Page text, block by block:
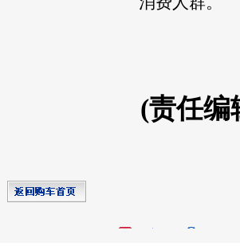
(责任编